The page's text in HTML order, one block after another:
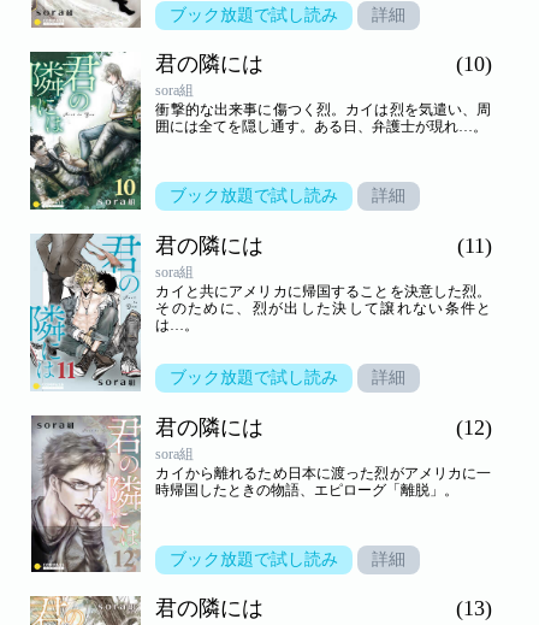
ブック放題で試し読み 詳細
君の隣には (10)
sora組
衝撃的な出来事に傷つく烈。カイは烈を気遣い、周
囲には全てを隠し通す。ある日、弁護士が現れ…。
ブック放題で試し読み 詳細
君の隣には (11)
sora組
カイと共にアメリカに帰国することを決意した烈。
そのために、烈が出した決して譲れない条件と
は…。
ブック放題で試し読み 詳細
君の隣には (12)
sora組
カイから離れるため日本に渡った烈がアメリカに一
時帰国したときの物語、エピローグ「離脱」。
ブック放題で試し読み 詳細
君の隣には (13)